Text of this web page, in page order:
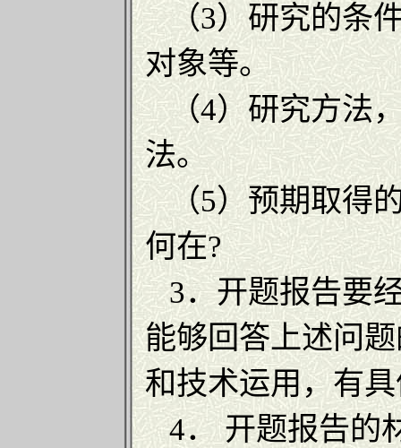
（3）研究的条
对象等。
（4）研究方法
法。
（5）预期取得
何在?
3．开题报告要
能够回答上述问
和技术运用，有
4． 开题报告的